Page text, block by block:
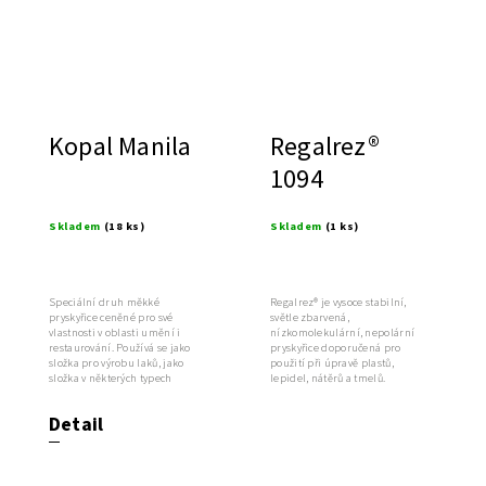
Kopal Manila
Skladem (18 ks)
Detail
Speciální druh měkké
pryskyřice ceněné pro své
vlastnosti v oblasti umění i
restaurování. Používá se jako
složka pro výrobu laků, jako
složka v některých typech
Regalrez®
1094
Skladem (1 ks)
Regalrez® je vysoce stabilní,
světle zbarvená,
nízkomolekulární, nepolární
pryskyřice doporučená pro
použití při úpravě plastů,
lepidel, nátěrů a tmelů.